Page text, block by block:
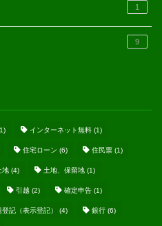
1
9
インターネット無料 (1)
住宅ローン (6) 住民票 (1)
地 (4) 土地、保留地 (1)
引越 (2) 確定申告 (1)
登記（表示登記） (4) 銀行 (6)